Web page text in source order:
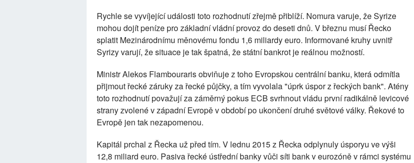
Rychle se vyvíjející události toto rozhodnutí zřejmě přiblíží. Nomura varuje, že Syrize
mohou dojít peníze pro základní vládní provoz do deseti dnů. V březnu musí Řecko
splatit Mezinárodnímu měnovému fondu 1,6 miliardy euro. Informované kruhy uvnitř
Syrizy varují, že situace je tak špatná, že státní bankrot je reálnou možností.
Ministr Alekos Flambouraris obviňuje z toho Evropskou centrální banku, která odmítla
přijmout řecké záruky za řecké půjčky, a tím vyvolala "úprk úspor z řeckých bank". Atény
toto rozhodnutí považují za záměrný pokus ECB svrhnout vládu první radikálně levicové
strany zvolené v západní Evropě v období po ukončení druhé světové války. Řekové to
Evropě jen tak nezapomenou.
Kapitál prchal z Řecka už před tím. V lednu 2015 z Řecka odplynuly úsporyu ve výši
12,8 miliard euro. Pasiva řecké ústřední banky vůči síti bank v eurozóně v rámci systému